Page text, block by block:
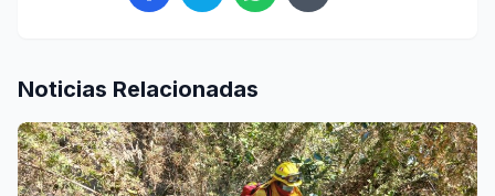
Noticias Relacionadas